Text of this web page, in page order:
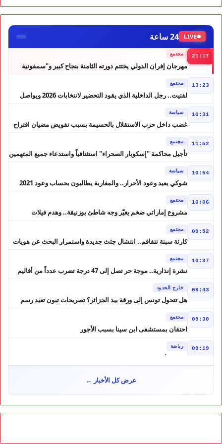
LIVE 24 ساعة
21:17 مجتمع
مهرجان إفران الدولي يختتم دورته الثامنة بنجاح كبير و"سمفونية
13:23 مجتمع
لفتيت.. رجل الداخلية الذي يقود التحضير لانتخابات 2026 ويواصل
10:31 سياسة
غضب داخل حزب الاستقلال بالحسيمة بسبب تفويض مضيان اقتراح
11:52 مجتمع
تأجيل محاكمة "إسكوبار الصحراء" استئنافياً واستدعاء جميع المتهمين
10:54 سياسة
شوكي يعيد وعود الأحرار.. والمغاربة يطالبون بحساب وعود 2021
10:06 مجتمع
مشروع إماراتي ضخم يغيّر وجه شاطئ بوزنيقة.. وهدم فيلات
09:52 مجتمع
كارثة سبتة تتفاقم.. انتشال جثث جديدة واستمرار البحث عن هويات
10:37 مجتمع
نشرة إنذارية.. موجة حر تصل إلى 47 درجة تضرب عدداً من أقاليم
09:43 خارج الحدود
هل تتحول تونس إلى ورقة بيد الجزائر؟ تصريحات تبون تعيد رسم
09:30 مجتمع
احتقان بمستشفى ابن سينا بسبب الأجور
09:19 رياضة
لبؤات الأطلس إلى ربع النهائي في الصدارة
كيف تحولت إشاعة إلى موجة هجرة ؟ حكم المحكمة العليا الإسبانية
أشعل أزمة سبتة
10:46 مجتمع
عرض كل الأخبار ←